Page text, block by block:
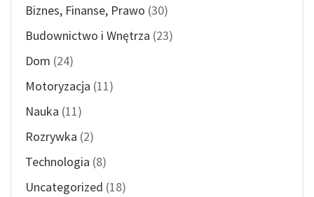
Biznes, Finanse, Prawo (30)
Budownictwo i Wnętrza (23)
Dom (24)
Motoryzacja (11)
Nauka (11)
Rozrywka (2)
Technologia (8)
Uncategorized (18)